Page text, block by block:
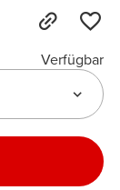
Verfügbar